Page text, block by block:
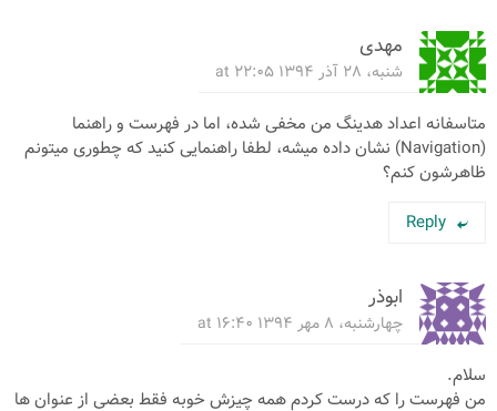
مهدی
شنبه، ۲۸ آذر ۱۳۹۴ at ۲۲:۰۵
متاسفانه اعداد هدینگ من مخفی شده، اما در فهرست و راهنما
(Navigation) نشان داده میشه، لطفا راهنمایی کنید که چطوری میتونم
ظاهرشون کنم؟
Reply
ابوذر
چهارشنبه، ۸ مهر ۱۳۹۴ at ۱۶:۴۰
سلام.
من فهرست را كه درست كردم همه چیزش خوبه فقط بعضی از عنوان ها